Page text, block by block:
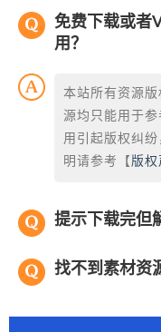
免费下载或者
用？
本站所有资源
源均只能用于
用引起版权纠
明请参考【 版权
提示下载完但
找不到素材资